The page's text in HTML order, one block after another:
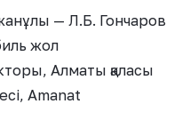
— Л.Б. Гончаров
жол
Алматы қаласы
Amanat